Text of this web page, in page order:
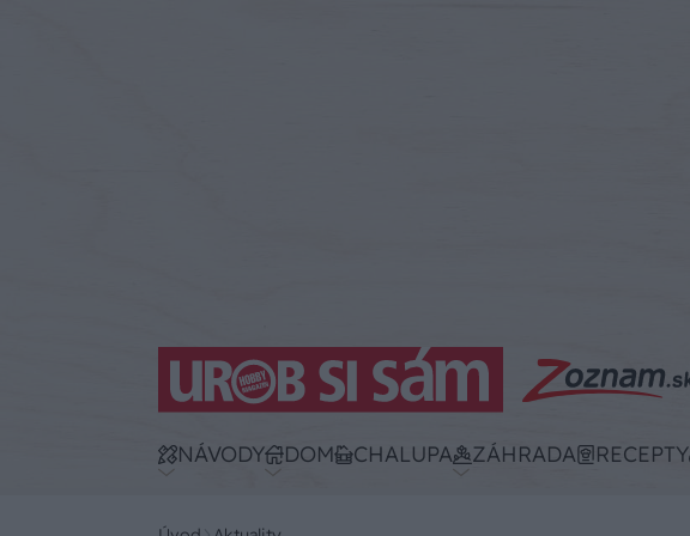
NÁVODY DOM CHALUPA ZÁHRADA RECEPTY